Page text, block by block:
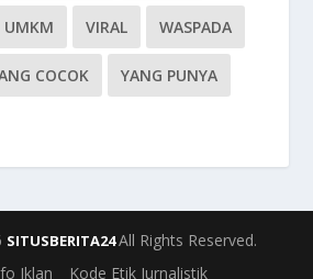
UMKM VIRAL WASPADA
COCOK YANG PUNYA
SITUSBERITA24All Rights Reserved.
Iklan Kode Etik Jurnalistik